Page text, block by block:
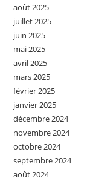
août 2025
juillet 2025
juin 2025
mai 2025
avril 2025
mars 2025
février 2025
janvier 2025
décembre 2024
novembre 2024
octobre 2024
septembre 2024
août 2024